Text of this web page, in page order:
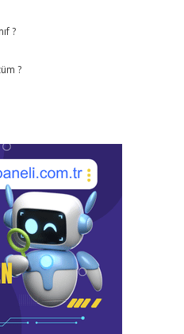
?
?